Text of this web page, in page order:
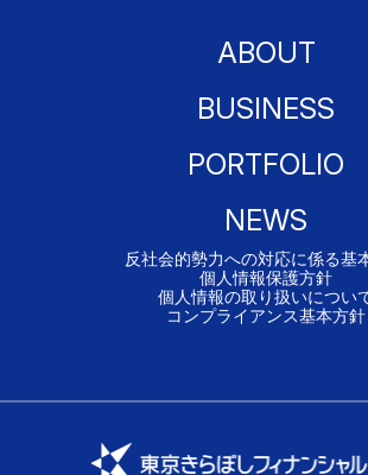
ABOUT
BUSINESS
PORTFOLIO
NEWS
反社会的勢力への対応に係る基
個人情報保護方針
個人情報の取り扱いについ
コンプライアンス基本方針